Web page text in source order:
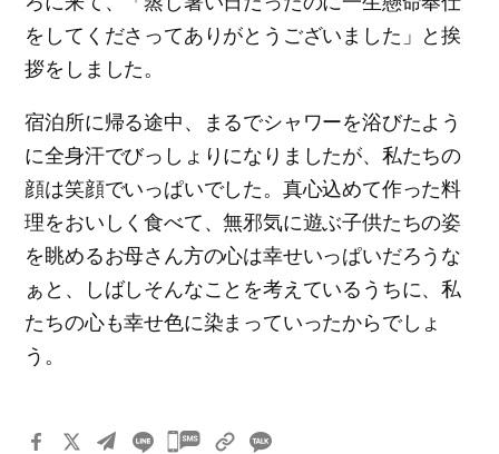
をしてくださってありがとうございました」と挨
拶をしました。
宿泊所に帰る途中、まるでシャワーを浴びたよう
に全身汗でびっしょりになりましたが、私たちの
顔は笑顔でいっぱいでした。真心込めて作った料
理をおいしく食べて、無邪気に遊ぶ子供たちの姿
を眺めるお母さん方の心は幸せいっぱいだろうな
ぁと、しばしそんなことを考えているうちに、私
たちの心も幸せ色に染まっていったからでしょ
う。
카